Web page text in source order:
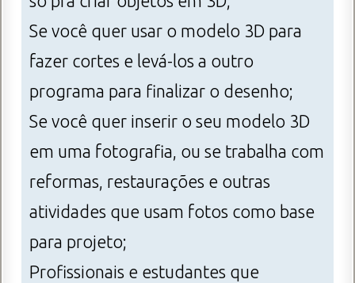
Se você quer usar o modelo 3D para
fazer cortes e levá-los a outro
programa para finalizar o desenho;
Se você quer inserir o seu modelo 3D
em uma fotografia, ou se trabalha com
reformas, restaurações e outras
atividades que usam fotos como base
para projeto;
Profissionais e estudantes que